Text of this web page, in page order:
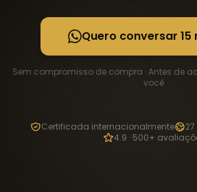
Quero conversar 15
Sem compromisso de compra · Antes de
você
Certificada internacionalmente
4.9 · 500+